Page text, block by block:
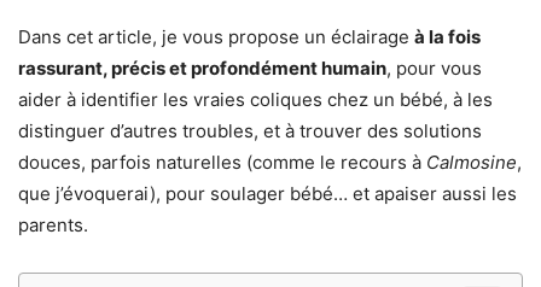
Dans cet article, je vous propose un éclairage à la fois
rassurant, précis et profondément humain, pour vous
aider à identifier les vraies coliques chez un bébé, à les
distinguer d’autres troubles, et à trouver des solutions
douces, parfois naturelles (comme le recours à Calmosine,
que j’évoquerai), pour soulager bébé… et apaiser aussi les
parents.